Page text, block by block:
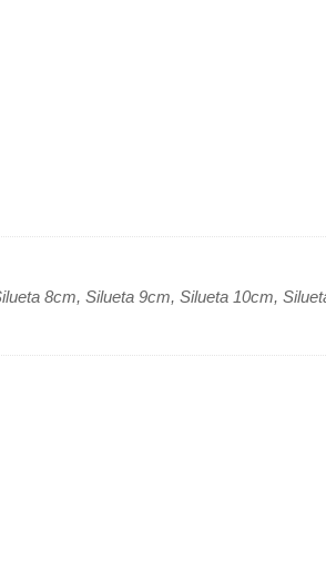
8cm, Silueta 9cm, Silueta 10cm,